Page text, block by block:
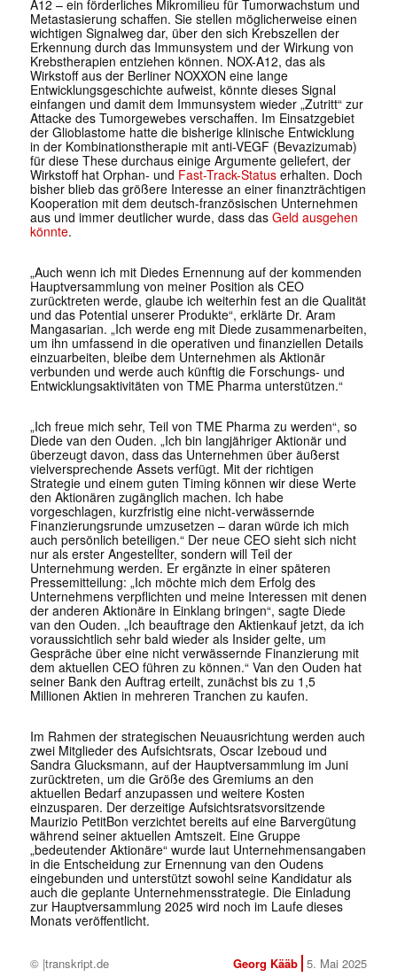
A12 – ein förderliches Mikromilieu für Tumorwachstum und
Metastasierung schaffen. Sie stellen möglicherweise einen
wichtigen Signalweg dar, über den sich Krebszellen der
Erkennung durch das Immunsystem und der Wirkung von
Krebstherapien entziehen können. NOX-A12, das als
Wirkstoff aus der Berliner NOXXON eine lange
Entwicklungsgeschichte aufweist, könnte dieses Signal
einfangen und damit dem Immunsystem wieder „Zutritt“ zur
Attacke des Tumorgewebes verschaffen. Im Einsatzgebiet
der Glioblastome hatte die bisherige klinische Entwicklung
in der Kombinationstherapie mit anti-VEGF (Bevazizumab)
für diese These durchaus einige Argumente geliefert, der
Wirkstoff hat Orphan- und Fast-Track-Statuserhalten. Doch
bisher blieb das größere Interesse an einer finanzträchtigen
Kooperation mit dem deutsch-französischen Unternehmen
aus und immer deutlicher wurde, dass das Geld ausgehen
könnte.
„Auch wenn ich mit Diedes Ernennung auf der kommenden
Hauptversammlung von meiner Position als CEO
zurücktreten werde, glaube ich weiterhin fest an die Qualität
und das Potential unserer Produkte“, erklärte Dr. Aram
Mangasarian. „Ich werde eng mit Diede zusammenarbeiten,
um ihn umfassend in die operativen und finanziellen Details
einzuarbeiten, bleibe dem Unternehmen als Aktionär
verbunden und werde auch künftig die Forschungs- und
Entwicklungsaktivitäten von TME Pharma unterstützen.“
„Ich freue mich sehr, Teil von TME Pharma zu werden“, so
Diede van den Ouden. „Ich bin langjähriger Aktionär und
überzeugt davon, dass das Unternehmen über äußerst
vielversprechende Assets verfügt. Mit der richtigen
Strategie und einem guten Timing können wir diese Werte
den Aktionären zugänglich machen. Ich habe
vorgeschlagen, kurzfristig eine nicht-verwässernde
Finanzierungsrunde umzusetzen – daran würde ich mich
auch persönlich beteiligen.“ Der neue CEO sieht sich nicht
nur als erster Angestellter, sondern will Teil der
Unternehmung werden. Er ergänzte in einer späteren
Pressemitteilung: „Ich möchte mich dem Erfolg des
Unternehmens verpflichten und meine Interessen mit denen
der anderen Aktionäre in Einklang bringen“, sagte Diede
van den Ouden. „Ich beauftrage den Aktienkauf jetzt, da ich
voraussichtlich sehr bald wieder als Insider gelte, um
Gespräche über eine nicht verwässernde Finanzierung mit
dem aktuellen CEO führen zu können.“ Van den Ouden hat
seiner Bank den Auftrag erteilt, zunächst bis zu 1,5
Millionen Aktien in mehreren Tranchen zu kaufen.
Im Rahmen der strategischen Neuausrichtung werden auch
zwei Mitglieder des Aufsichtsrats, Oscar Izeboud und
Sandra Glucksmann, auf der Hauptversammlung im Juni
zurücktreten, um die Größe des Gremiums an den
aktuellen Bedarf anzupassen und weitere Kosten
einzusparen. Der derzeitige Aufsichtsratsvorsitzende
Maurizio PetitBon verzichtet bereits auf eine Barvergütung
während seiner aktuellen Amtszeit. Eine Gruppe
„bedeutender Aktionäre“ wurde laut Unternehmensangaben
in die Entscheidung zur Ernennung van den Oudens
eingebunden und unterstützt sowohl seine Kandidatur als
auch die geplante Unternehmensstrategie. Die Einladung
zur Hauptversammlung 2025 wird noch im Laufe dieses
Monats veröffentlicht.
© |transkript.de Georg Kääb 5. Mai 2025